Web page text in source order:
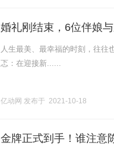
婚礼刚结束，6位伴娘
人生最美、最幸福的时刻，往
忑：在迎接新......
亿动网 发布于 2021-10-18
金牌正式到手！谁注意